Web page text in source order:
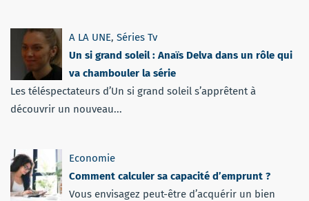
A LA UNE, Séries Tv
Un si grand soleil : Anaïs Delva dans un rôle qui
va chambouler la série
Les téléspectateurs d’Un si grand soleil s’apprêtent à
découvrir un nouveau...
Economie
Comment calculer sa capacité d’emprunt ?
Vous envisagez peut-être d’acquérir un bien